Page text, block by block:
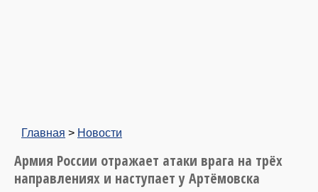
Главная > Новости
Армия России отражает атаки врага на трёх
направлениях и наступает у Артёмовска